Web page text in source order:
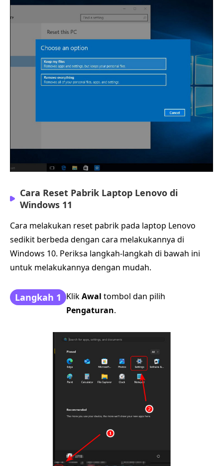
Cara Reset Pabrik Laptop Lenovo di
Windows 11
Cara melakukan reset pabrik pada laptop Lenovo
sedikit berbeda dengan cara melakukannya di
Windows 10. Periksa langkah-langkah di bawah ini
untuk melakukannya dengan mudah.
Langkah 1 KlikAwal tombol dan pilih
Pengaturan.